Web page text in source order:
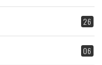
26
06